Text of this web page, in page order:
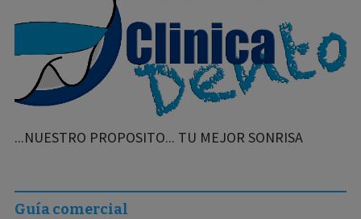
...NUESTRO PROPOSITO... TU MEJOR SONRISA
Guía comercial